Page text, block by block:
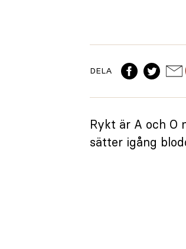
DELA
Rykt är A och O
sätter igång